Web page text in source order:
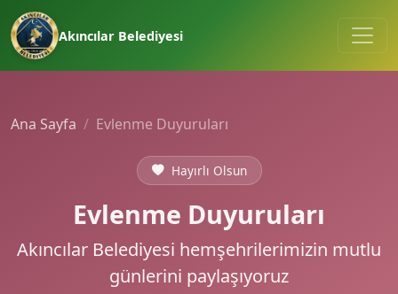
Akıncılar Belediyesi
Ana Sayfa Evlenme Duyuruları
Hayırlı Olsun
Evlenme Duyuruları
Akıncılar Belediyesi hemşehrilerimizin mutlu
günlerini paylaşıyoruz